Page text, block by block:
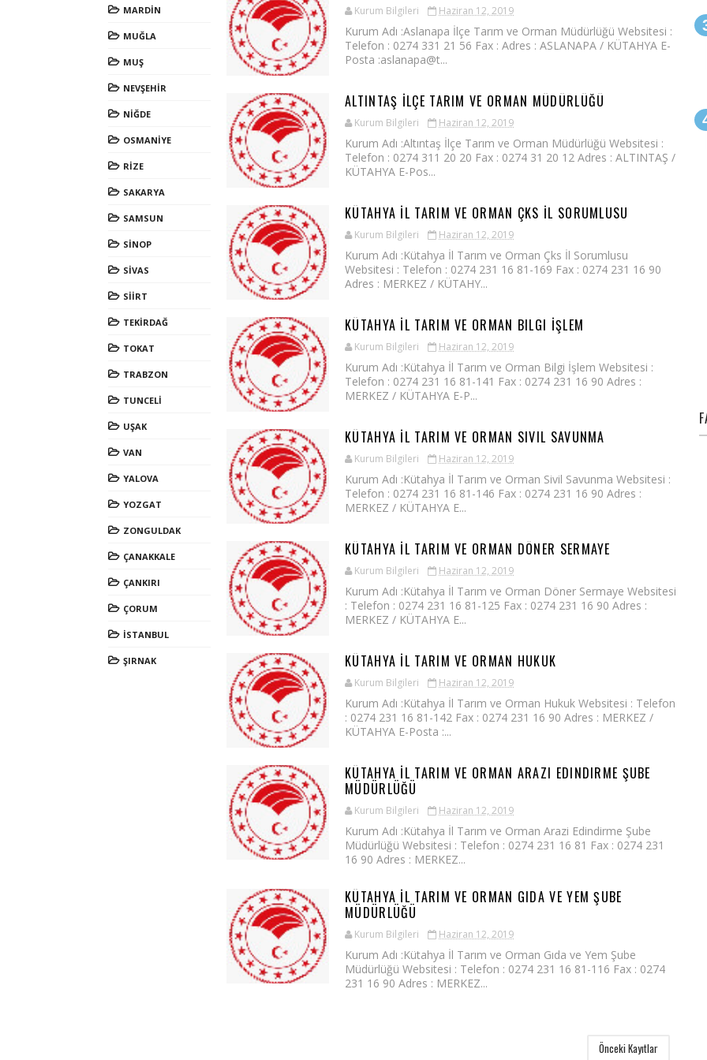
MARDİN
MUĞLA
MUŞ
NEVŞEHİR
NİĞDE
OSMANİYE
RİZE
SAKARYA
SAMSUN
SİNOP
SİVAS
SİİRT
TEKİRDAĞ
TOKAT
TRABZON
TUNCELİ
UŞAK
VAN
YALOVA
YOZGAT
ZONGULDAK
ÇANAKKALE
ÇANKIRI
ÇORUM
İSTANBUL
ŞIRNAK
Kurum Bilgileri Haziran 12, 2019
Kurum Adı :Aslanapa İlçe Tarım ve Orman Müdürlüğü Websitesi :
Telefon : 0274 331 21 56 Fax : Adres : ASLANAPA / KÜTAHYA E-
Posta :aslanapa@t...
ALTINTAŞ İLÇE TARIM VE ORMAN MÜDÜRLÜĞÜ
Kurum Bilgileri Haziran 12, 2019
Kurum Adı :Altıntaş İlçe Tarım ve Orman Müdürlüğü Websitesi :
Telefon : 0274 311 20 20 Fax : 0274 31 20 12 Adres : ALTINTAŞ /
KÜTAHYA E-Pos...
KÜTAHYA İL TARIM VE ORMAN ÇKS İL SORUMLUSU
Kurum Bilgileri Haziran 12, 2019
Kurum Adı :Kütahya İl Tarım ve Orman Çks İl Sorumlusu
Websitesi : Telefon : 0274 231 16 81-169 Fax : 0274 231 16 90
Adres : MERKEZ / KÜTAHY...
KÜTAHYA İL TARIM VE ORMAN BILGI İŞLEM
Kurum Bilgileri Haziran 12, 2019
Kurum Adı :Kütahya İl Tarım ve Orman Bilgi İşlem Websitesi :
Telefon : 0274 231 16 81-141 Fax : 0274 231 16 90 Adres :
MERKEZ / KÜTAHYA E-P...
KÜTAHYA İL TARIM VE ORMAN SIVIL SAVUNMA
Kurum Bilgileri Haziran 12, 2019
Kurum Adı :Kütahya İl Tarım ve Orman Sivil Savunma Websitesi :
Telefon : 0274 231 16 81-146 Fax : 0274 231 16 90 Adres :
MERKEZ / KÜTAHYA E...
KÜTAHYA İL TARIM VE ORMAN DÖNER SERMAYE
Kurum Bilgileri Haziran 12, 2019
Kurum Adı :Kütahya İl Tarım ve Orman Döner Sermaye Websitesi
: Telefon : 0274 231 16 81-125 Fax : 0274 231 16 90 Adres :
MERKEZ / KÜTAHYA E...
KÜTAHYA İL TARIM VE ORMAN HUKUK
Kurum Bilgileri Haziran 12, 2019
Kurum Adı :Kütahya İl Tarım ve Orman Hukuk Websitesi : Telefon
: 0274 231 16 81-142 Fax : 0274 231 16 90 Adres : MERKEZ /
KÜTAHYA E-Posta :...
KÜTAHYA İL TARIM VE ORMAN ARAZI EDINDIRME ŞUBE
MÜDÜRLÜĞÜ
Kurum Bilgileri Haziran 12, 2019
Kurum Adı :Kütahya İl Tarım ve Orman Arazi Edindirme Şube
Müdürlüğü Websitesi : Telefon : 0274 231 16 81 Fax : 0274 231
16 90 Adres : MERKEZ...
KÜTAHYA İL TARIM VE ORMAN GIDA VE YEM ŞUBE
MÜDÜRLÜĞÜ
Kurum Bilgileri Haziran 12, 2019
Kurum Adı :Kütahya İl Tarım ve Orman Gıda ve Yem Şube
Müdürlüğü Websitesi : Telefon : 0274 231 16 81-116 Fax : 0274
231 16 90 Adres : MERKEZ...
Önceki Kayıtlar